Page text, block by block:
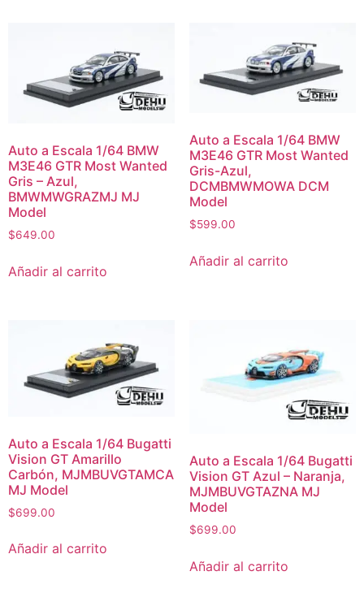
Auto a Escala 1/64 BMW
M3E46 GTR Most Wanted
Gris – Azul,
BMWMWGRAZMJ MJ
Model
$649.00
Añadir al carrito
Auto a Escala 1/64 BMW
M3E46 GTR Most Wanted
Gris-Azul,
DCMBMWMOWA DCM
Model
$599.00
Añadir al carrito
Auto a Escala 1/64 Bugatti
Vision GT Amarillo
Carbón, MJMBUVGTAMCA
MJ Model
$699.00
Añadir al carrito
Auto a Escala 1/64 Bugatti
Vision GT Azul – Naranja,
MJMBUVGTAZNA MJ
Model
$699.00
Añadir al carrito